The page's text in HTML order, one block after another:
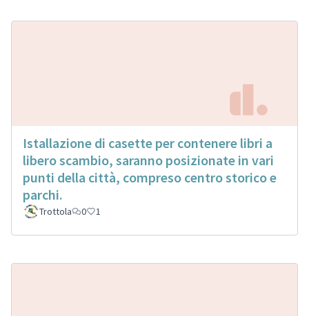
Istallazione di casette per contenere libri a
libero scambio, saranno posizionate in vari
punti della città, compreso centro storico e
parchi.
Trottola 0 1